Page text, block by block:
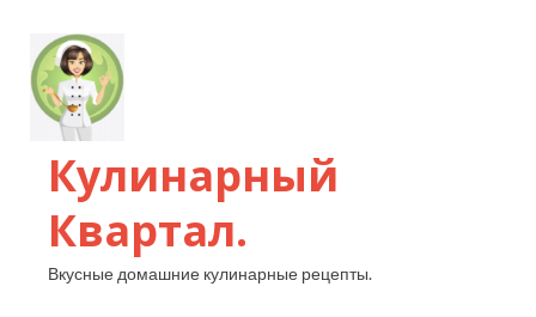
Кулинарный
Квартал.
Вкусные домашние кулинарные рецепты.